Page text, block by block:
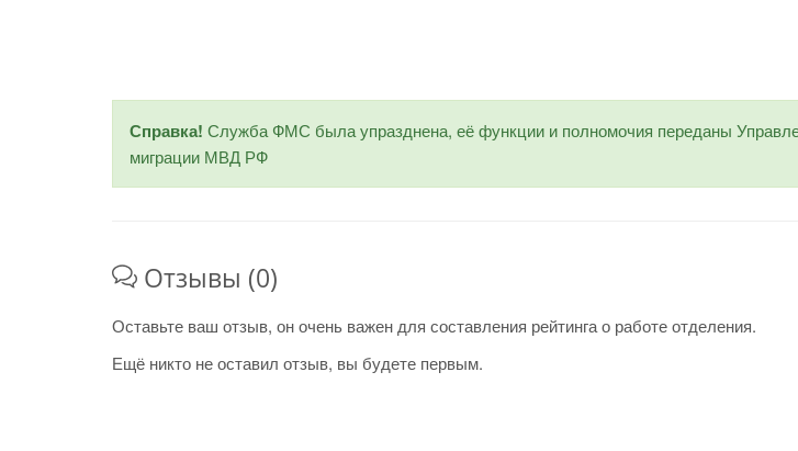
Справка! Служба ФМС была упразднена, её функции и полномочия переданы
миграции МВД РФ
Отзывы (0)
Оставьте ваш отзыв, он очень важен для составления рейтинга о работе отделения.
Ещё никто не оставил отзыв, вы будете первым.